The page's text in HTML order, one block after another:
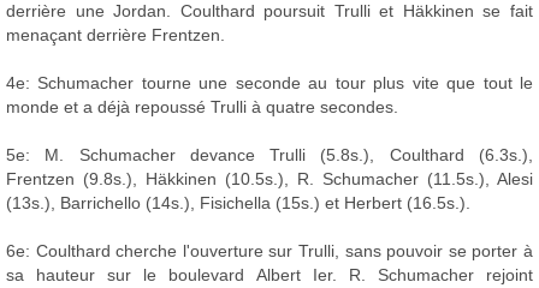
derrière une Jordan. Coulthard poursuit Trulli et Häkkinen se fait
menaçant derrière Frentzen.
4e: Schumacher tourne une seconde au tour plus vite que tout le
monde et a déjà repoussé Trulli à quatre secondes.
5e: M. Schumacher devance Trulli (5.8s.), Coulthard (6.3s.),
Frentzen (9.8s.), Häkkinen (10.5s.), R. Schumacher (11.5s.), Alesi
(13s.), Barrichello (14s.), Fisichella (15s.) et Herbert (16.5s.).
6e: Coulthard cherche l'ouverture sur Trulli, sans pouvoir se porter à
sa hauteur sur le boulevard Albert Ier. R. Schumacher rejoint